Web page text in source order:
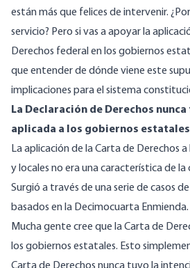
están más que felices de intervenir.
servicio? Pero si vas a apoyar la
Derechos federal en los gobiernos
que entender de dónde viene este
implicaciones para el sistema
La Declaración de Derechos
aplicada a los gobiernos
La aplicación de la Carta de Derechos
y locales no era una característica de
Surgió a través de una serie de casos
basados en la Decimocuarta Enmienda.
Mucha gente cree que la Carta de
los gobiernos estatales. Esto